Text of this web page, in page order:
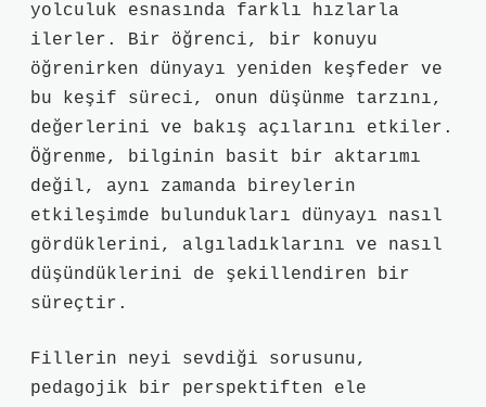
yolculuk esnasında farklı hızlarla
ilerler. Bir öğrenci, bir konuyu
öğrenirken dünyayı yeniden keşfeder ve
bu keşif süreci, onun düşünme tarzını,
değerlerini ve bakış açılarını etkiler.
Öğrenme, bilginin basit bir aktarımı
değil, aynı zamanda bireylerin
etkileşimde bulundukları dünyayı nasıl
gördüklerini, algıladıklarını ve nasıl
düşündüklerini de şekillendiren bir
süreçtir.
Fillerin neyi sevdiği sorusunu,
pedagojik bir perspektiften ele